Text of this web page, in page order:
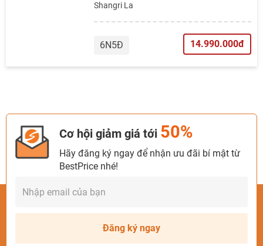
Shangri La
6N5Đ 14.990.000đ
Cơ hội giảm giá tới 50%
Hãy đăng ký ngay để nhận ưu đãi bí mật từ
BestPrice nhé!
Đăng ký ngay